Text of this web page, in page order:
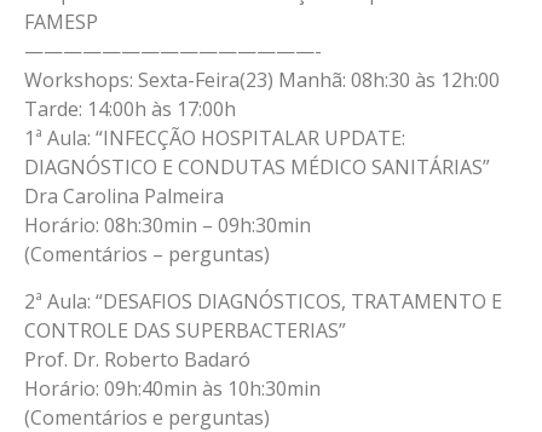
FAMESP
———————————————-
Workshops: Sexta-Feira(23) Manhã: 08h:30 às 12h:00
Tarde: 14:00h às 17:00h
1ª Aula: “INFECÇÃO HOSPITALAR UPDATE:
DIAGNÓSTICO E CONDUTAS MÉDICO SANITÁRIAS”
Dra Carolina Palmeira
Horário: 08h:30min – 09h:30min
(Comentários – perguntas)
2ª Aula: “DESAFIOS DIAGNÓSTICOS, TRATAMENTO E
CONTROLE DAS SUPERBACTERIAS”
Prof. Dr. Roberto Badaró
Horário: 09h:40min às 10h:30min
(Comentários e perguntas)